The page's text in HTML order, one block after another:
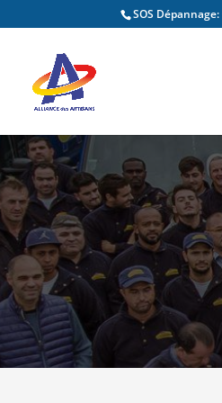
SOS